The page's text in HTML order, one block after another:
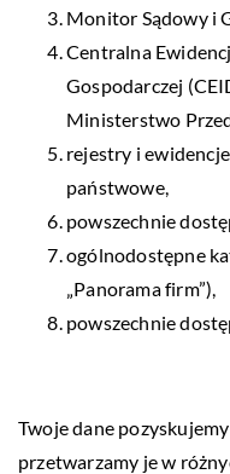
Monitor Sądowy i
Centralna
Gospodarczej
Ministerstwo
rejestry i
państwowe,
powszechnie
ogólnodostępne
„Panorama firm”),
powszechnie
Twoje dane
przetwarzamy je w